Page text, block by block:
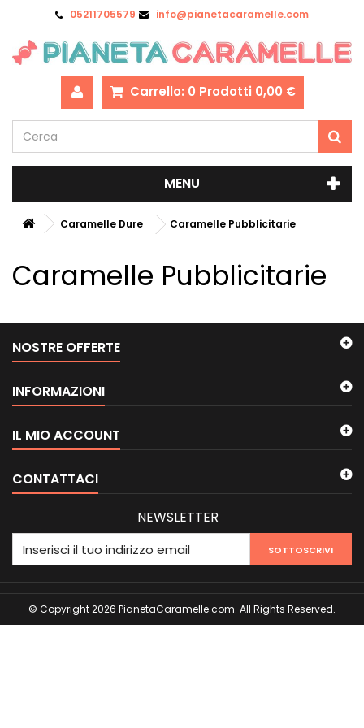
05211705579 info@pianetacaramelle.com
Carrello: 0 Prodotti 0,00 €
MENU
Caramelle Dure Caramelle Pubblicitarie
Caramelle Pubblicitarie
NOSTRE OFFERTE
INFORMAZIONI
© Copyright 2026 PianetaCaramelle.com. All Rights Reserved.
IL MIO ACCOUNT
CONTATTACI
NEWSLETTER
SOTTOSCRIVI